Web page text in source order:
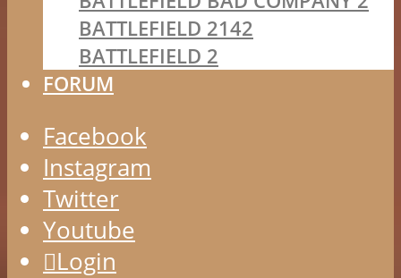
BATTLEFIELD 2142
BATTLEFIELD 2
FORUM
Facebook
Instagram
Twitter
Youtube
Login